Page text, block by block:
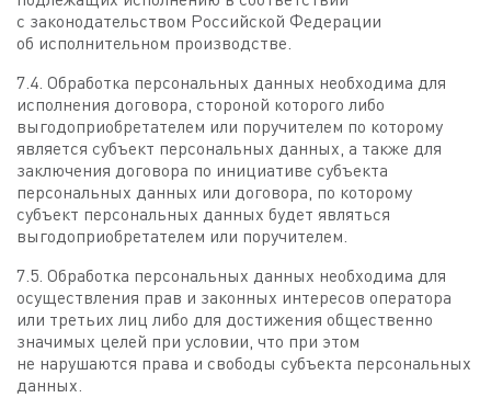
с законодательством Российской Федерации
об исполнительном производстве.
7.4. Обработка персональных данных необходима для
исполнения договора, стороной которого либо
выгодоприобретателем или поручителем по которому
является субъект персональных данных, а также для
заключения договора по инициативе субъекта
персональных данных или договора, по которому
субъект персональных данных будет являться
выгодоприобретателем или поручителем.
7.5. Обработка персональных данных необходима для
осуществления прав и законных интересов оператора
или третьих лиц либо для достижения общественно
значимых целей при условии, что при этом
не нарушаются права и свободы субъекта персональных
данных.